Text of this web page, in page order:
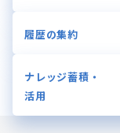
履歴の集約
ナレッジ蓄積・
活用